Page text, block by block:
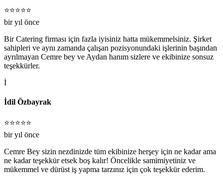
⭐⭐⭐⭐⭐
bir yıl önce
Bir Catering firması için fazla iyisiniz hatta mükemmelsiniz. Şirket
sahipleri ve aynı zamanda çalışan pozisyonundaki işlerinin başından
ayrılmayan Cemre bey ve Aydan hanım sizlere ve ekibinize sonsuz
teşekkürler.
İ
İdil Özbayrak
⭐⭐⭐⭐⭐
bir yıl önce
Cemre Bey sizin nezdinizde tüm ekibinize herşey için ne kadar ama
ne kadar teşekkür etsek boş kalır! Öncelikle samimiyetiniz ve
mükemmel ve dürüst iş yapma tarzınız için çok teşekkür ederim.